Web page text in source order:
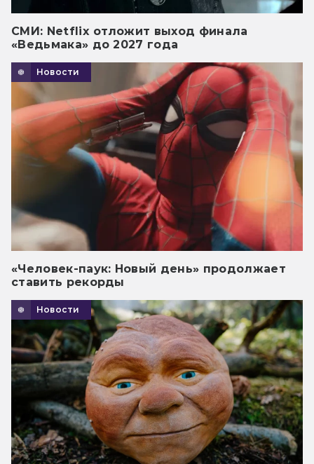
СМИ: Netflix отложит выход финала
«Ведьмака» до 2027 года
Новости
«Человек-паук: Новый день» продолжает
ставить рекорды
Новости